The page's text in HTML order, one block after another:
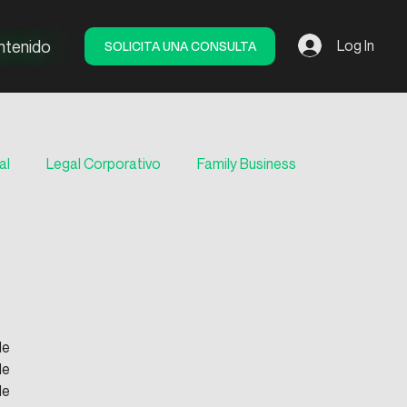
SOLICITA UNA CONSULTA Log In
Legal Corporativo Family Business